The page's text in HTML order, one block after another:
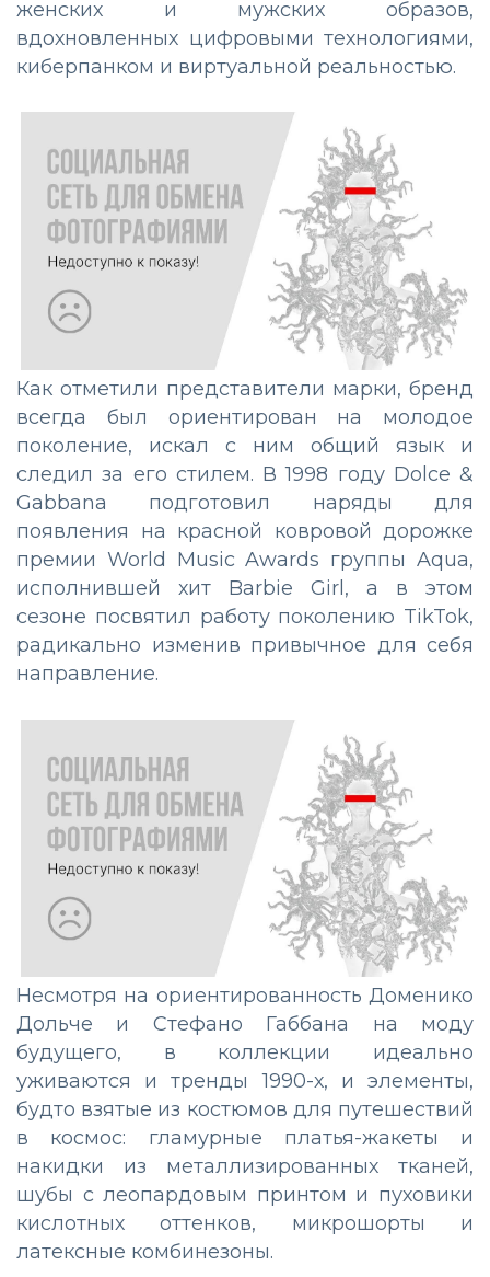
женских и мужских образов,
вдохновленных цифровыми технологиями,
киберпанком и виртуальной реальностью.
Как отметили представители марки, бренд
всегда был ориентирован на молодое
поколение, искал с ним общий язык и
следил за его стилем. В 1998 году Dolce &
Gabbana подготовил наряды для
появления на красной ковровой дорожке
премии World Music Awards группы Aqua,
исполнившей хит Barbie Girl, а в этом
сезоне посвятил работу поколению TikTok,
радикально изменив привычное для себя
направление.
Несмотря на ориентированность Доменико
Дольче и Стефано Габбана на моду
будущего, в коллекции идеально
уживаются и тренды 1990-х, и элементы,
будто взятые из костюмов для путешествий
в космос: гламурные платья-жакеты и
накидки из металлизированных тканей,
шубы с леопардовым принтом и пуховики
кислотных оттенков, микрошорты и
латексные комбинезоны.